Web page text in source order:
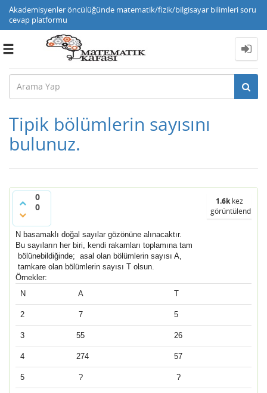
Akademisyenler öncülüğünde matematik/fizik/bilgisayar bilimleri soru
cevap platformu
Toggle
Tipik bölümlerin sayısını
bulunuz.
0
0
1.6kkez
görüntülendi
N basamaklı doğal sayılar gözönüne alınacaktır.
Bu sayıların her biri, kendi rakamları toplamına tam
bölünebildiğinde; asal olan bölümlerin sayısı A,
tamkare olan bölümlerin sayısı T olsun.
Örnekler:
N
A T
2 7 5
3 55 26
4 274 57
5 ? ?